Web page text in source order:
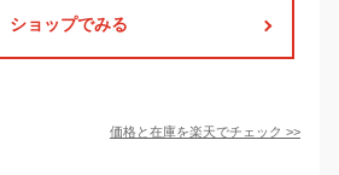
ショップでみる
価格と在庫を楽天でチェック >>